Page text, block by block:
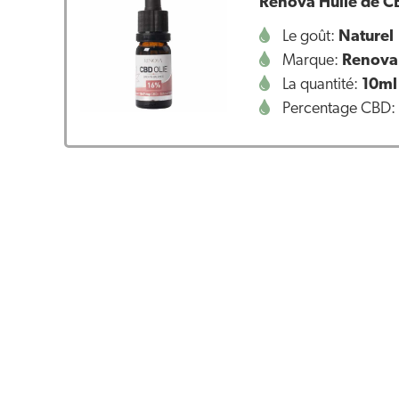
Le goût: Naturel
Marque: Renova
La quantité: 10ml
Percentage CBD: